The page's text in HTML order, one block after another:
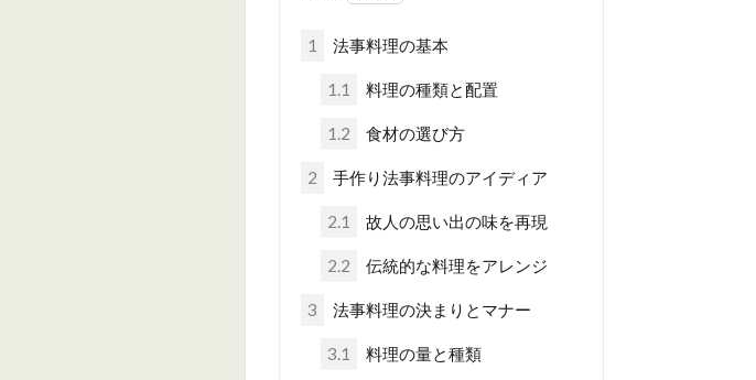
1 法事料理の基本
1.1 料理の種類と配置
1.2 食材の選び方
2 手作り法事料理のアイディア
2.1 故人の思い出の味を再現
2.2 伝統的な料理をアレンジ
3 法事料理の決まりとマナー
3.1 料理の量と種類